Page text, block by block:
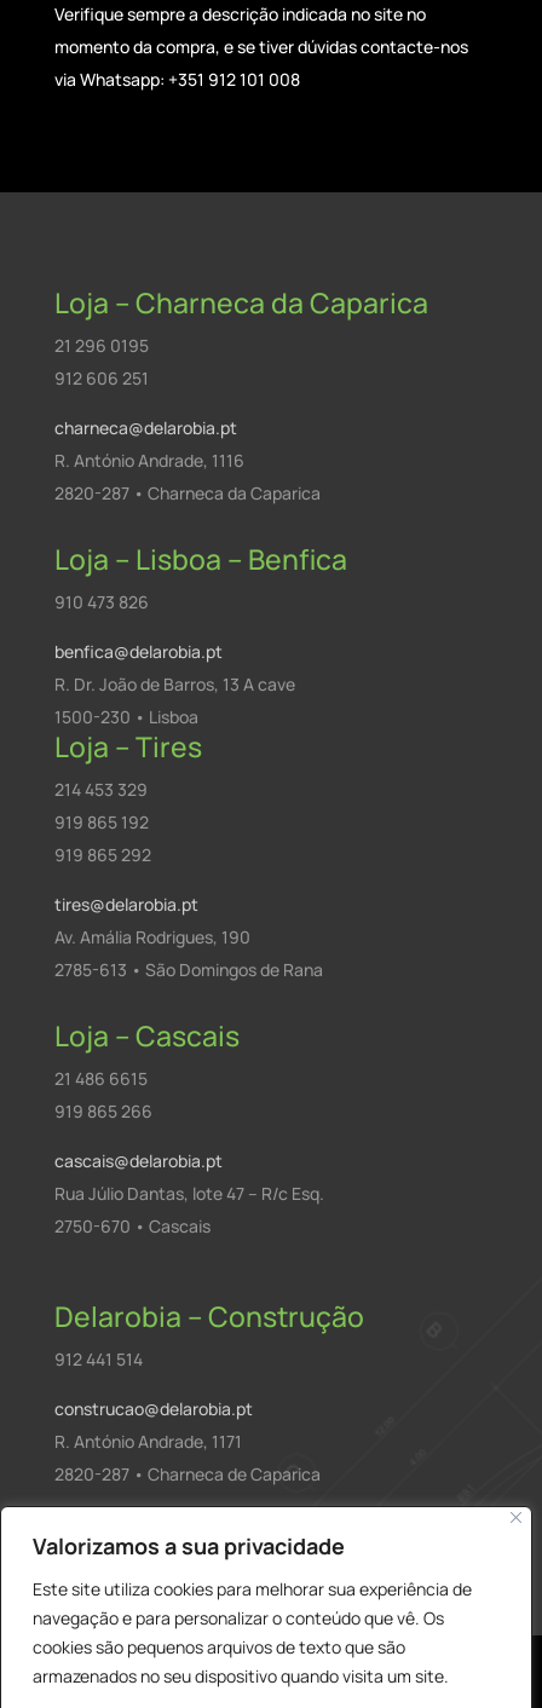
Valorizamos a sua privacidade
Este site utiliza cookies para melhorar sua experiência de
navegação e para personalizar o conteúdo que vê. Os
cookies são pequenos arquivos de texto que são
armazenados no seu dispositivo quando visita um site.
Verifique sempre a descrição indicada no site no
momento da compra, e se tiver dúvidas contacte-nos
via Whatsapp: +351 912 101 008
Loja – Charneca da Caparica
21 296 0195
912 606 251
charneca@delarobia.pt
R. António Andrade, 1116
2820-287 • Charneca da Caparica
Loja – Lisboa – Benfica
910 473 826
benfica@delarobia.pt
R. Dr. João de Barros, 13 A cave
1500-230 • Lisboa
Loja – Tires
214 453 329
919 865 192
919 865 292
tires@delarobia.pt
Av. Amália Rodrigues, 190
2785-613 • São Domingos de Rana
Loja – Cascais
21 486 6615
919 865 266
cascais@delarobia.pt
Rua Júlio Dantas, lote 47 – R/c Esq.
2750-670 • Cascais
Delarobia – Construção
912 441 514
construcao@delarobia.pt
R. António Andrade, 1171
2820-287 • Charneca de Caparica
Products
search